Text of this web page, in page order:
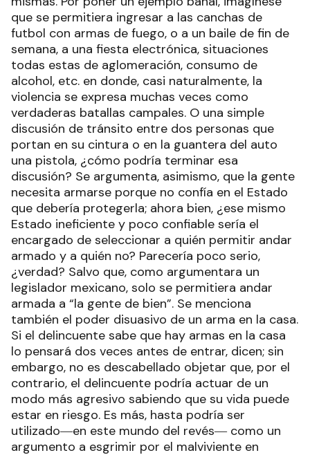
que se permitiera ingresar a las canchas de
futbol con armas de fuego, o a un baile de fin de
semana, a una fiesta electrónica, situaciones
todas estas de aglomeración, consumo de
alcohol, etc. en donde, casi naturalmente, la
violencia se expresa muchas veces como
verdaderas batallas campales. O una simple
discusión de tránsito entre dos personas que
portan en su cintura o en la guantera del auto
una pistola, ¿cómo podría terminar esa
discusión? Se argumenta, asimismo, que la gente
necesita armarse porque no confía en el Estado
que debería protegerla; ahora bien, ¿ese mismo
Estado ineficiente y poco confiable sería el
encargado de seleccionar a quién permitir andar
armado y a quién no? Parecería poco serio,
¿verdad? Salvo que, como argumentara un
legislador mexicano, solo se permitiera andar
armada a “la gente de bien”. Se menciona
también el poder disuasivo de un arma en la casa.
Si el delincuente sabe que hay armas en la casa
lo pensará dos veces antes de entrar, dicen; sin
embargo, no es descabellado objetar que, por el
contrario, el delincuente podría actuar de un
modo más agresivo sabiendo que su vida puede
estar en riesgo. Es más, hasta podría ser
utilizado―en este mundo del revés― como un
argumento a esgrimir por el malviviente en